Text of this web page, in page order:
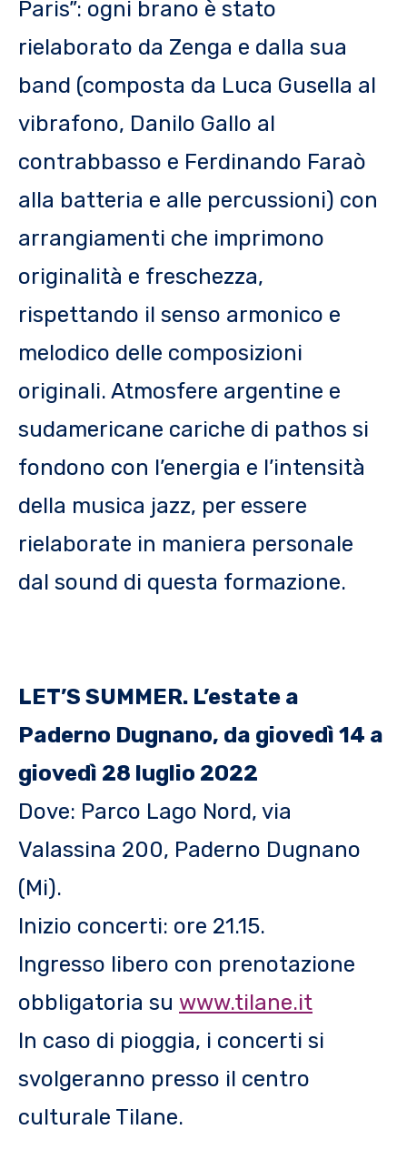
Paris”: ogni brano è stato
rielaborato da Zenga e dalla sua
band (composta da Luca Gusella al
vibrafono, Danilo Gallo al
contrabbasso e Ferdinando Faraò
alla batteria e alle percussioni) con
arrangiamenti che imprimono
originalità e freschezza,
rispettando il senso armonico e
melodico delle composizioni
originali. Atmosfere argentine e
sudamericane cariche di pathos si
fondono con l’energia e l’intensità
della musica jazz, per essere
rielaborate in maniera personale
dal sound di questa formazione.
LET’S SUMMER. L’estate a
Paderno Dugnano, da giovedì 14 a
giovedì 28 luglio 2022
Dove: Parco Lago Nord, via
Valassina 200, Paderno Dugnano
(Mi).
Inizio concerti: ore 21.15.
Ingresso libero con prenotazione
obbligatoria su www.tilane.it
In caso di pioggia, i concerti si
svolgeranno presso il centro
culturale Tilane.